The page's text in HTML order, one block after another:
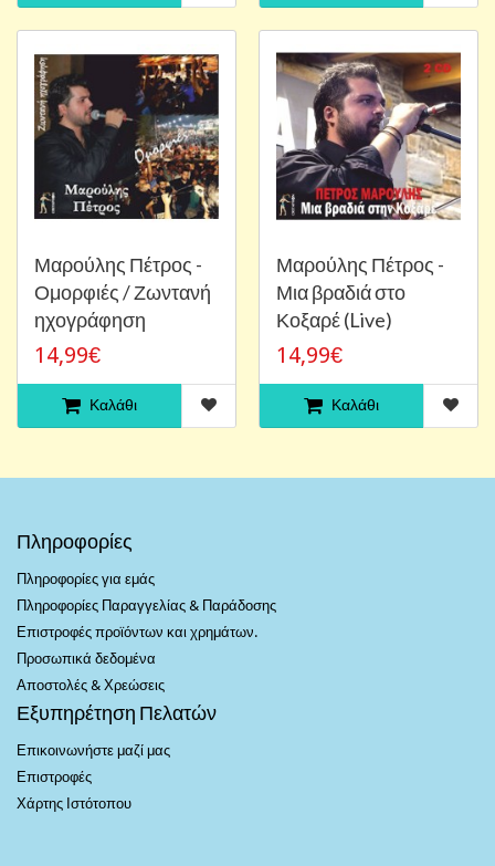
Μαρούλης Πέτρος -
Ομορφιές / Ζωντανή
ηχογράφηση
14,99€
Καλάθι
Μαρούλης Πέτρος -
Μια βραδιά στο
Κοξαρέ (Live)
14,99€
Καλάθι
Πληροφορίες
Πληροφορίες για εμάς
Πληροφορίες Παραγγελίας & Παράδοσης
Επιστροφές προϊόντων και χρημάτων.
Προσωπικά δεδομένα
Αποστολές & Χρεώσεις
Εξυπηρέτηση Πελατών
Επικοινωνήστε μαζί μας
Επιστροφές
Χάρτης Ιστότοπου